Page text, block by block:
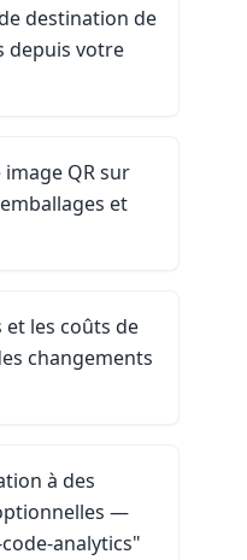
destination de
depuis votre
QR sur
et
et les coûts de
changements
à des
—
analytics"